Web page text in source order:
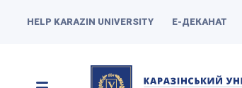
HELP KARAZIN UNIVERSITY Е-ДЕКАНАТ